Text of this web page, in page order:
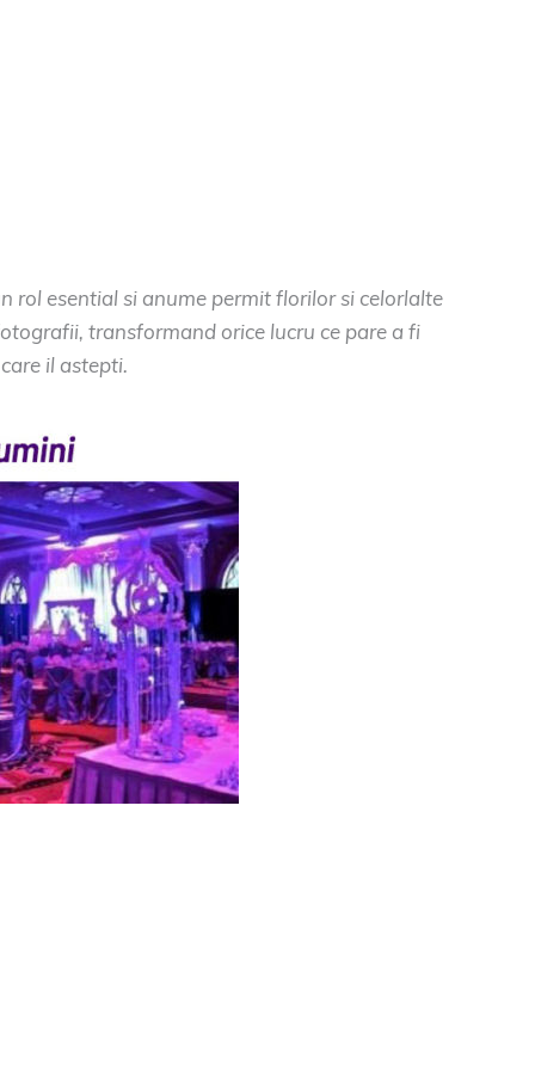
rol esential si anume permit florilor si celorlalte
transformand orice lucru ce pare a fi
il astepti.